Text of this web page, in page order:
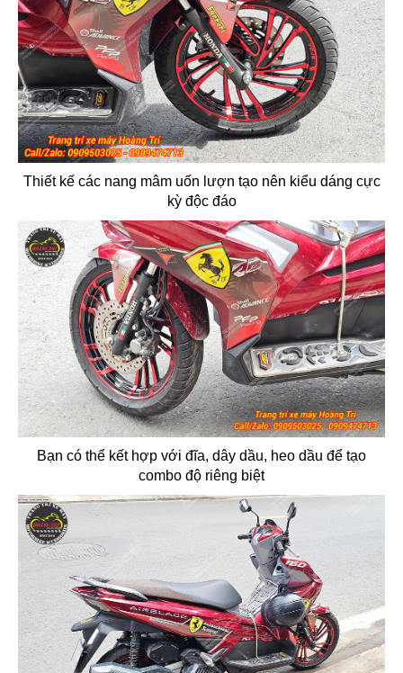
Thiết kế các nang mâm uốn lượn tạo nên kiểu dáng cực
kỳ độc đáo
Bạn có thể kết hợp với đĩa, dây dầu, heo dầu để tạo
combo độ riêng biệt